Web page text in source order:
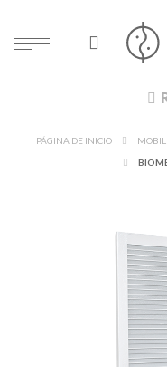
PÁGINA DE INICIO